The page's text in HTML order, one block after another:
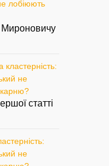
лобіюють
Мироновичу
кластерність:
не
статті
не